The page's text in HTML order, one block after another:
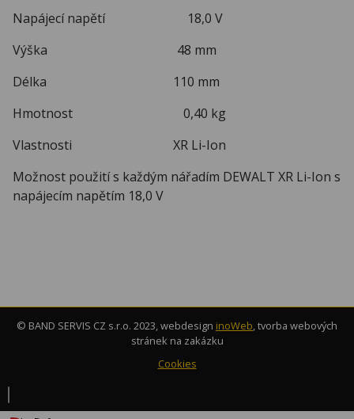
Napájecí napětí 18,0 V
Výška 48 mm
Délka 110 mm
Hmotnost 0,40 kg
Vlastnosti XR Li-Ion
Možnost použití s každým nářadím DEWALT XR Li-Ion s
napájecím napětím 18,0 V
© BAND SERVIS CZ s.r.o. 2023, webdesign inoWeb, tvorba webových
stránek na zakázku
Cookies